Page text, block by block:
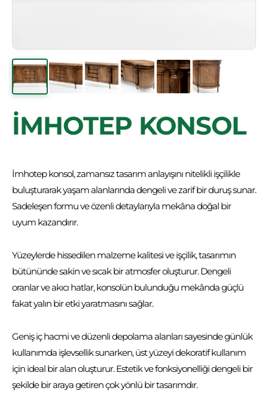
İMHOTEP KONSOL
İmhotep konsol, zamansız tasarım anlayışını nitelikli işçilikle
buluşturarak yaşam alanlarında dengeli ve zarif bir duruş sunar.
Sadeleşen formu ve özenli detaylarıyla mekâna doğal bir
uyum kazandırır.
Yüzeylerde hissedilen malzeme kalitesi ve işçilik, tasarımın
bütününde sakin ve sıcak bir atmosfer oluşturur. Dengeli
oranlar ve akıcı hatlar, konsolün bulunduğu mekânda güçlü
fakat yalın bir etki yaratmasını sağlar.
Geniş iç hacmi ve düzenli depolama alanları sayesinde günlük
kullanımda işlevsellik sunarken, üst yüzeyi dekoratif kullanım
için ideal bir alan oluşturur. Estetik ve fonksiyonelliği dengeli bir
şekilde bir araya getiren çok yönlü bir tasarımdır.